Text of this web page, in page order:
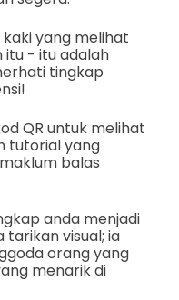
yang melihat
itu - itu adalah
tingkap
QR untuk melihat
tutorial yang
balas
anda menjadi
visual; ia
orang yang
menarik di